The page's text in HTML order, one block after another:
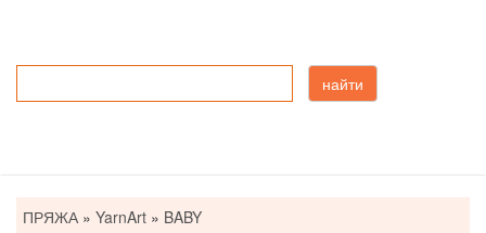
найти
здесь
ПРЯЖА » YarnArt » BABY